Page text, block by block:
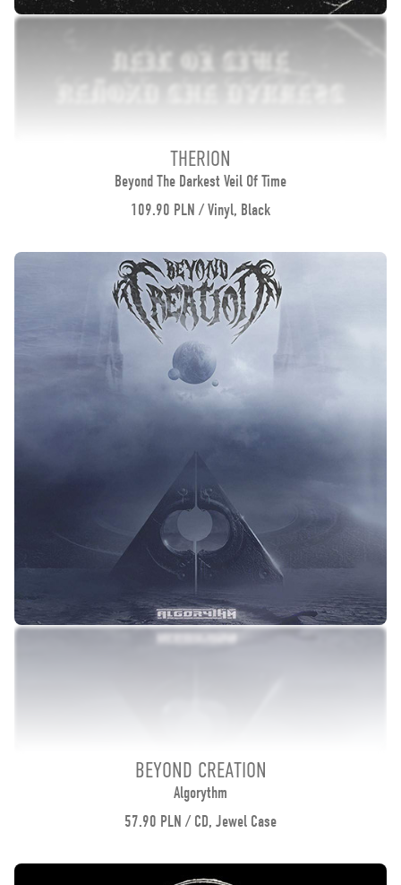
THERION
Beyond The Darkest Veil Of Time
109.90 PLN / Vinyl, Black
BEYOND CREATION
Algorythm
57.90 PLN / CD, Jewel Case